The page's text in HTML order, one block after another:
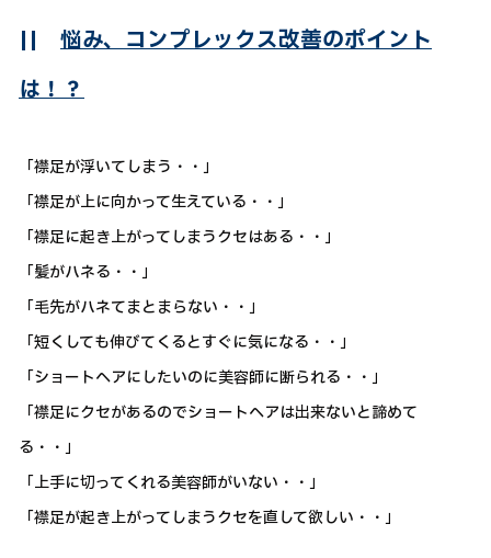
|| 悩み、コンプレックス改善のポイント
は！？
「襟足が浮いてしまう・・」
「襟足が上に向かって生えている・・」
「襟足に起き上がってしまうクセはある・・」
「髪がハネる・・」
「毛先がハネてまとまらない・・」
「短くしても伸びてくるとすぐに気になる・・」
「ショートヘアにしたいのに美容師に断られる・・」
「襟足にクセがあるのでショートヘアは出来ないと諦めて
る・・」
「上手に切ってくれる美容師がいない・・」
「襟足が起き上がってしまうクセを直して欲しい・・」